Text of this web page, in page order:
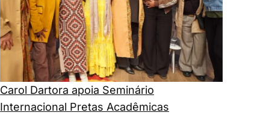
Carol Dartora apoia Seminário
Internacional Pretas Acadêmicas